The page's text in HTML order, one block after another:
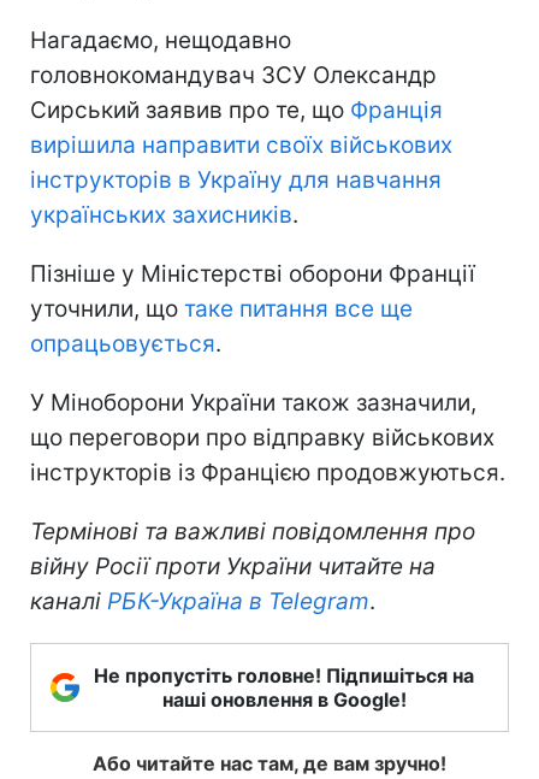
Нагадаємо, нещодавно
головнокомандувач ЗСУ Олександр
Сирський заявив про те, що Франція
вирішила направити своїх військових
інструкторів в Україну для навчання
українських захисників.
Пізніше у Міністерстві оборони Франції
уточнили, що таке питання все ще
опрацьовується.
У Міноборони України також зазначили,
що переговори про відправку військових
інструкторів із Францією продовжуються.
Термінові та важливі повідомлення про
війну Росії проти України читайте на
каналі РБК-Україна в Telegram.
Не пропустіть головне! Підпишіться на
наші оновлення в Google!
Або читайте нас там, де вам зручно!